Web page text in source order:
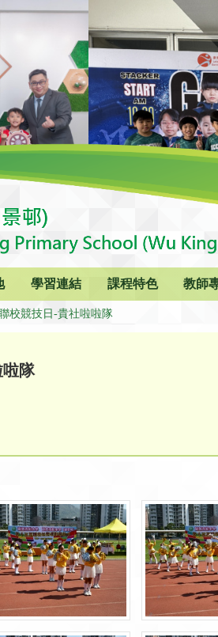
學習連結 課程特色 教師
校競技日-貴社啦啦隊
啦隊